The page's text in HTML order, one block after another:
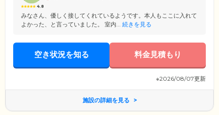
4.8
みなさん、優しく接してくれているようです。本人もここに入れて
よかった、と言っていました。 室内... 続きを見る
空き状況を知る 料金見積もり
※2026/08/07更新
施設の詳細を見る